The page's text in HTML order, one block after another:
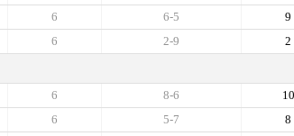
9
6-5
6
2
2-9
6
10
8-6
6
8
5-7
6